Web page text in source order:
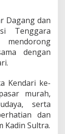
Dagang dan
Tenggara
dengan
Kendari ke-
murah,
serta
dan
Kadin Sultra.